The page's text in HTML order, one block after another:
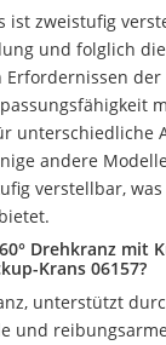
ist zweistufig
und folglich
Erfordernissen der
unterschiedliche
andere
verstellbar,
Drehkranz mit
Krans 06157?
unterstützt
und